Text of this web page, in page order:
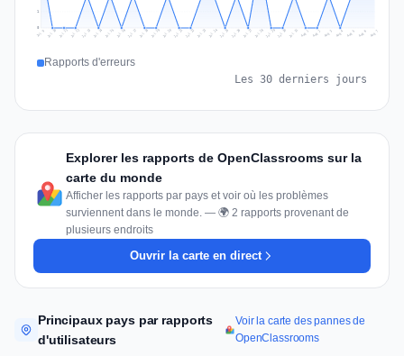
1
Jul 9 Jul 10 Jul 11 Jul 12 Jul 13 Jul 14 Jul 15 Jul 16 Jul 17 Jul 18 Jul 19 Jul 20 Jul 21 Jul 22 Jul 23 Jul 24 Jul 25 Jul 26 Jul 27 Jul 28 Jul 29 Jul 30 Jul 31 Aug 1 Aug 2 Aug 3 Aug 4 Aug 5 Aug 6 Aug 7
Rapports d'erreurs
Les 30 derniers jours
Explorer les rapports de OpenClassrooms sur la
carte du monde
Afficher les rapports par pays et voir où les problèmes
surviennent dans le monde. — 🌍 2 rapports provenant de
plusieurs endroits
Ouvrir la carte en direct
Principaux pays par rapports
d'utilisateurs
Voir la carte des pannes de
OpenClassrooms